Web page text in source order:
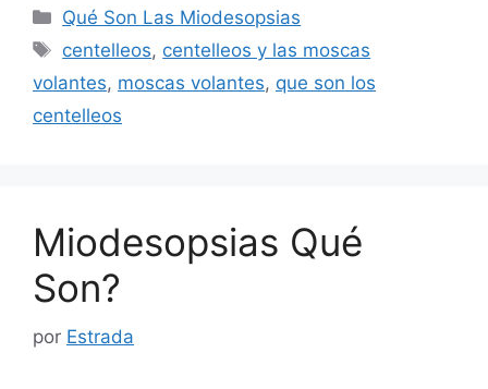
Categorías
Qué Son Las Miodesopsias
Etiquetas
centelleos, centelleos y las moscas
volantes, moscas volantes, que son los
centelleos
Miodesopsias Qué
Son?
por Estrada